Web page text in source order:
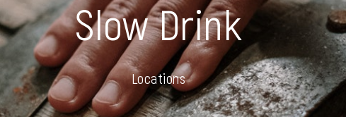
Slow Drink
Locations